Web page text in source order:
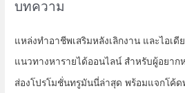
บทความ
แหล่งทำอาชีพเสริมหลังเลิกงาน และไอเดี
แนวทางหารายได้ออนไลน์ สำหรับผู้อยาก
ส่องโปรโมชั่นทรูมันนี่ล่าสุด พร้อมแจกโค้ด